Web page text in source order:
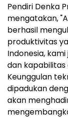
Pendiri Denka
mengatakan,
berhasil
produktivitas
Indonesia,
dan kapabilitas
Keunggulan
dipadukan
akan